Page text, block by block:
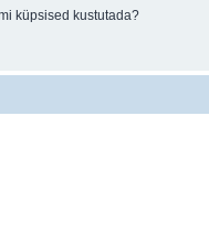
küpsised kustutada?